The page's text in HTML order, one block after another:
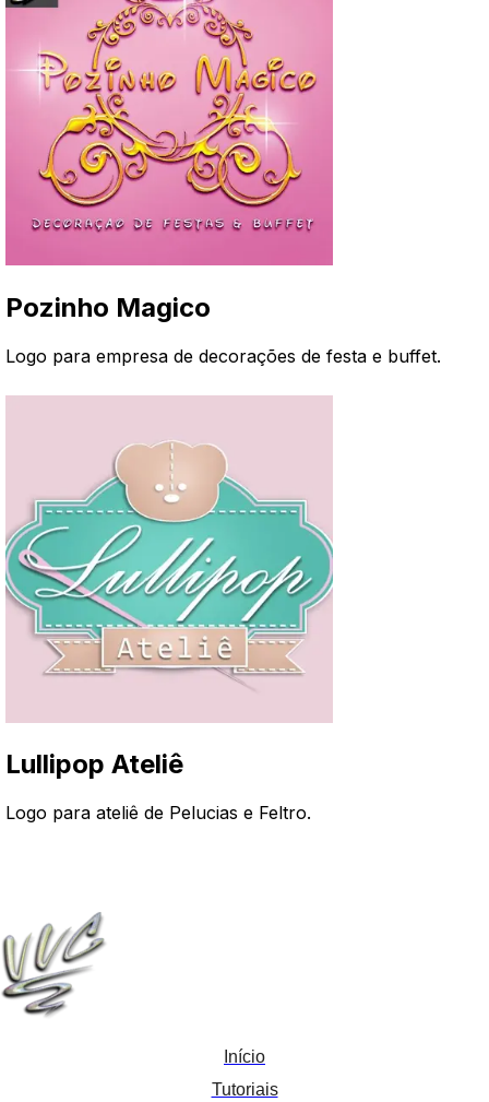
Pozinho Magico
Logo para empresa de decorações de festa e buffet.
Lullipop Ateliê
Logo para ateliê de Pelucias e Feltro.
Início
Tutoriais